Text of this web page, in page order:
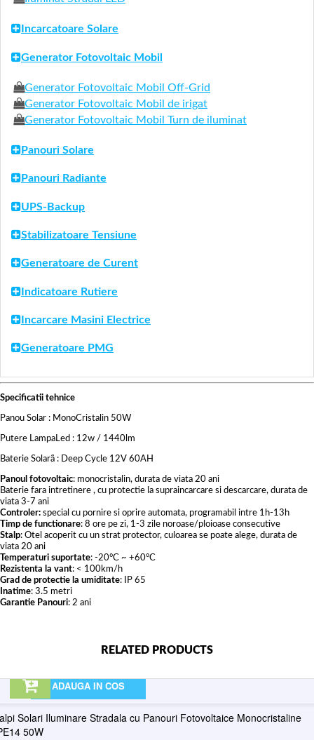
Incarcatoare Solare
Generator Fotovoltaic Mobil
Generator Fotovoltaic Mobil Off-Grid
Generator Fotovoltaic Mobil de irigat
Generator Fotovoltaic Mobil Turn de iluminat
Panouri Solare
Panouri Radiante
UPS-Backup
Stabilizatoare Tensiune
Generatoare de Curent
Indicatoare Rutiere
Incarcare Masini Electrice
Generatoare PMG
Specificatii tehnice
Panou Solar : MonoCristalin 50W
Putere LampaLed : 12w / 1440lm
Baterie Solarã : Deep Cycle 12V 60AH
Panoul fotovoltaic: monocristalin, durata de viata 20 ani
Baterie fara intretinere , cu protectie la supraincarcare si descarcare, durata de
viata 3-7 ani
Controler: special cu pornire si oprire automata, programabil intre 1h-13h
Timp de functionare: 8 ore pe zi, 1-3 zile noroase/ploioase consecutive
Stalp: Otel acoperit cu un strat protector, culoarea se poate alege, durata de
viata 20 ani
Temperaturi suportate: -20°C ~ +60°C
Rezistenta la vant: < 100km/h
Grad de protectie la umiditate: IP 65
Inatime: 3.5 metri
Garantie Panouri: 2 ani
RELATED PRODUCTS
ADAUGA IN COS
Solari Iluminare Stradala cu Panouri Fotovoltaice Monocristaline
50W